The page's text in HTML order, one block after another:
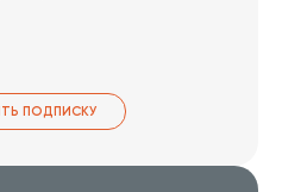
ПОДПИСКУ